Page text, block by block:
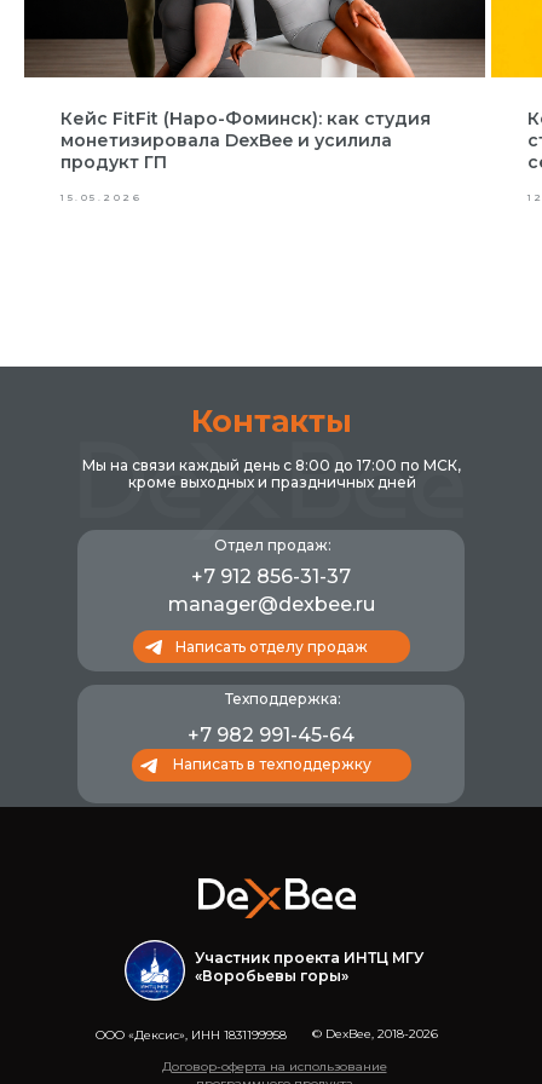
Кейc FitFit (Наро-Фоминск): как студия
монетизировала DexBee и усилила
продукт ГП
15.05.2026
+7 912 856-31-37
manager@dexbee.ru
Отдел продаж:
+7 982 991-45-64
Написать в техподдержку
Техподдержка:
Мы на связи каждый день с 8:00 до 17:00 по МСК,
кроме выходных и праздничных дней
Контакты
Написать отделу продаж
Договор-оферта на использование
Участник проекта ИНТЦ МГУ
«Воробьевы горы»
ООО «Дексис», ИНН 1831199958 © DexBee, 2018-2026